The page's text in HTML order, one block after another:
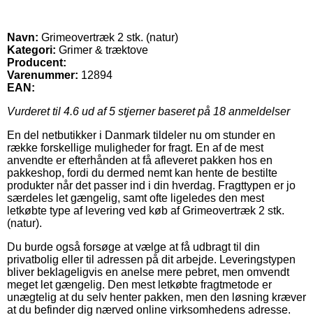
Navn: Grimeovertræk 2 stk. (natur)
Kategori: Grimer & træktove
Producent:
Varenummer: 12894
EAN:
Vurderet til 4.6 ud af 5 stjerner baseret på 18 anmeldelser
En del netbutikker i Danmark tildeler nu om stunder en
række forskellige muligheder for fragt. En af de mest
anvendte er efterhånden at få afleveret pakken hos en
pakkeshop, fordi du dermed nemt kan hente de bestilte
produkter når det passer ind i din hverdag. Fragttypen er jo
særdeles let gængelig, samt ofte ligeledes den mest
letkøbte type af levering ved køb af Grimeovertræk 2 stk.
(natur).
Du burde også forsøge at vælge at få udbragt til din
privatbolig eller til adressen på dit arbejde. Leveringstypen
bliver beklageligvis en anelse mere pebret, men omvendt
meget let gængelig. Den mest letkøbte fragtmetode er
unægtelig at du selv henter pakken, men den løsning kræver
at du befinder dig nærved online virksomhedens adresse.